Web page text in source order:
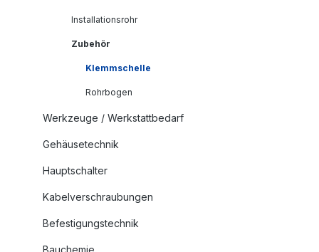
Installationsrohr
Zubehör
Klemmschelle
Rohrbogen
Werkzeuge / Werkstattbedarf
Gehäusetechnik
Hauptschalter
Kabelverschraubungen
Befestigungstechnik
Bauchemie